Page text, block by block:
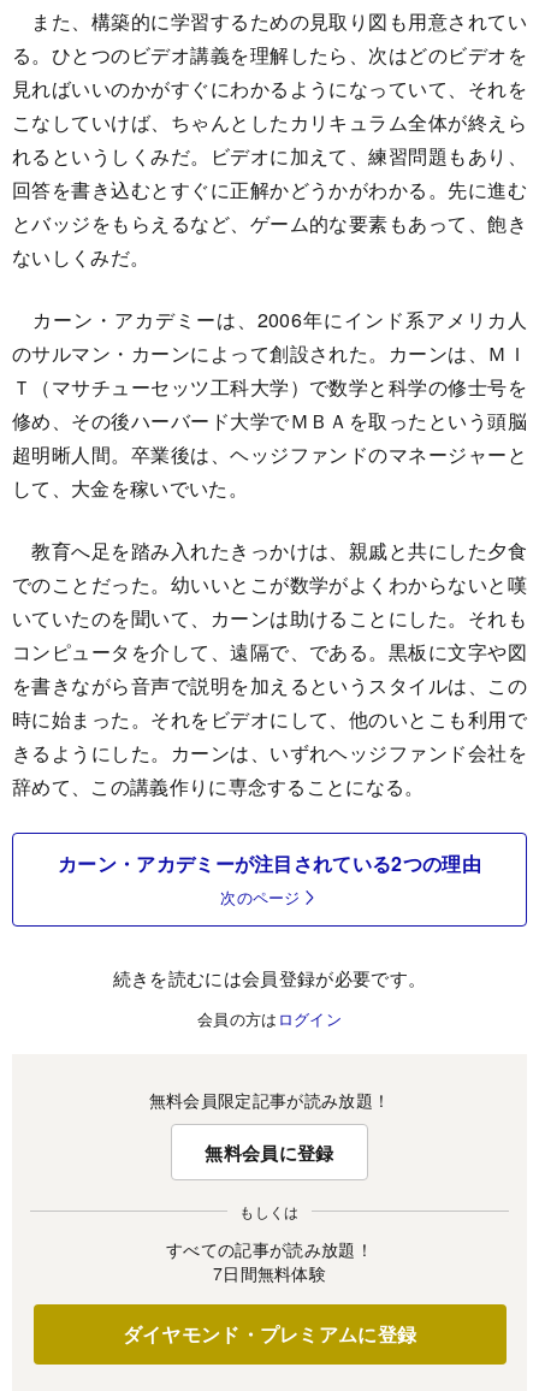
また、構築的に学習するための見取り図も用意されてい
る。ひとつのビデオ講義を理解したら、次はどのビデオを
見ればいいのかがすぐにわかるようになっていて、それを
こなしていけば、ちゃんとしたカリキュラム全体が終えら
れるというしくみだ。ビデオに加えて、練習問題もあり、
回答を書き込むとすぐに正解かどうかがわかる。先に進む
とバッジをもらえるなど、ゲーム的な要素もあって、飽き
ないしくみだ。
カーン・アカデミーは、2006年にインド系アメリカ人
のサルマン・カーンによって創設された。カーンは、ＭＩ
Ｔ（マサチューセッツ工科大学）で数学と科学の修士号を
修め、その後ハーバード大学でＭＢＡを取ったという頭脳
超明晰人間。卒業後は、ヘッジファンドのマネージャーと
して、大金を稼いでいた。
教育へ足を踏み入れたきっかけは、親戚と共にした夕食
でのことだった。幼いいとこが数学がよくわからないと嘆
いていたのを聞いて、カーンは助けることにした。それも
コンピュータを介して、遠隔で、である。黒板に文字や図
を書きながら音声で説明を加えるというスタイルは、この
時に始まった。それをビデオにして、他のいとこも利用で
きるようにした。カーンは、いずれヘッジファンド会社を
辞めて、この講義作りに専念することになる。
カーン・アカデミーが注目されている2つの理由
次のページ
続きを読むには会員登録が必要です。
会員の方は ログイン
無料会員限定記事が読み放題！
無料会員に登録
もしくは
すべての記事が読み放題！
7日間無料体験
ダイヤモンド・プレミアムに登録